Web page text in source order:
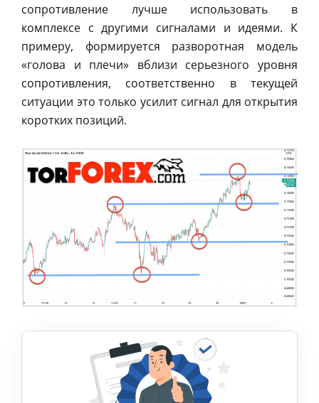
сопротивление лучше использовать в
комплексе с другими сигналами и идеями. К
примеру, формируется разворотная модель
«голова и плечи» вблизи серьезного уровня
сопротивления, соответственно в текущей
ситуации это только усилит сигнал для открытия
коротких позиций.